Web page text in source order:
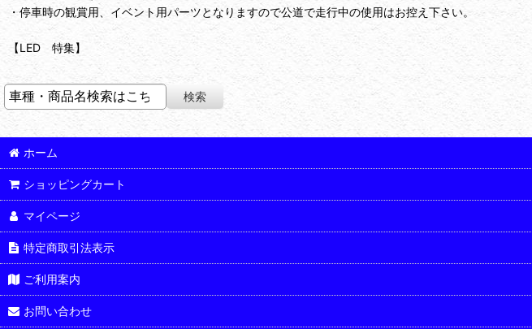
・停車時の観賞用、イベント用パーツとなりますので公道で走行中の使用はお控え下さい。
【LED 特集】
ホーム
ショッピングカート
マイページ
特定商取引法表示
ご利用案内
お問い合わせ